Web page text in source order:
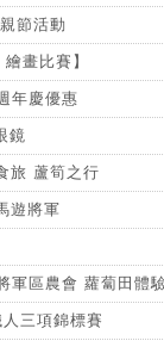
節活動
畫比賽】
年慶優惠
鏡
旅 蘆筍之行
遊將軍
軍區農會 蘿蔔田體
三項錦標賽